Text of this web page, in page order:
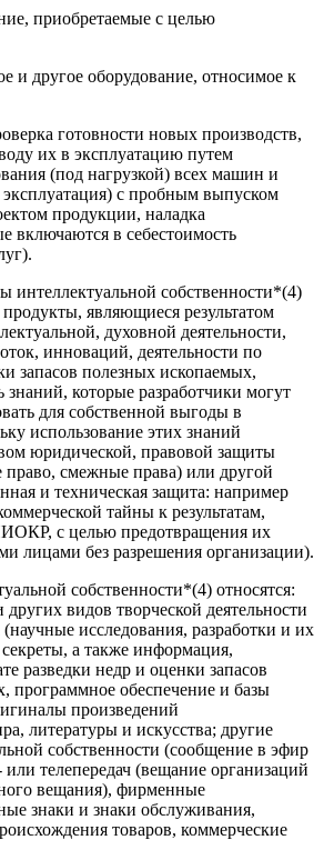
приобретаемые с целью
и другое оборудование, относимое к
готовности новых производств,
их в эксплуатацию путем
(под нагрузкой) всех машин и
с пробным выпуском
продукции, наладка
включаются в себестоимость
интеллектуальной собственности*(4)
являющиеся результатом
духовной деятельности,
инноваций, деятельности по
запасов полезных ископаемых,
которые разработчики могут
для собственной выгоды в
использование этих знаний
юридической, правовой защиты
право, смежные права) или другой
и техническая защита: например
тайны к результатам,
с целью предотвращения их
лицами без разрешения организации).
собственности*(4) относятся:
видов творческой деятельности
исследования, разработки и их
секреты, а также информация,
разведки недр и оценки запасов
программное обеспечение и базы
произведений
литературы и искусства; другие
собственности (сообщение в эфир
телепередач (вещание организаций
вещания), фирменные
знаки и знаки обслуживания,
товаров, коммерческие